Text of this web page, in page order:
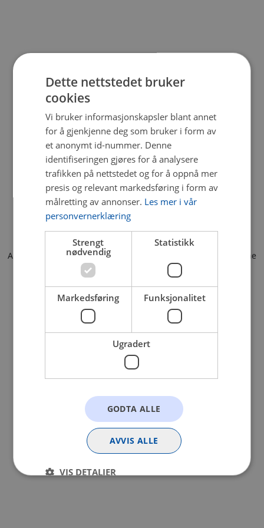
Application error: a client-side exception has occurred (see the
browser console for more information).
Dette nettstedet bruker
cookies
Vi bruker informasjonskapsler blant annet
for å gjenkjenne deg som bruker i form av
et anonymt id-nummer. Denne
identifiseringen gjøres for å analysere
trafikken på nettstedet og for å oppnå mer
presis og relevant markedsføring i form av
målretting av annonser. Les mer i vår
personvernerklæring
Strengt
nødvendig
Statistikk
Markedsføring Funksjonalitet
Ugradert
GODTA ALLE
AVVIS ALLE
VIS DETALJER